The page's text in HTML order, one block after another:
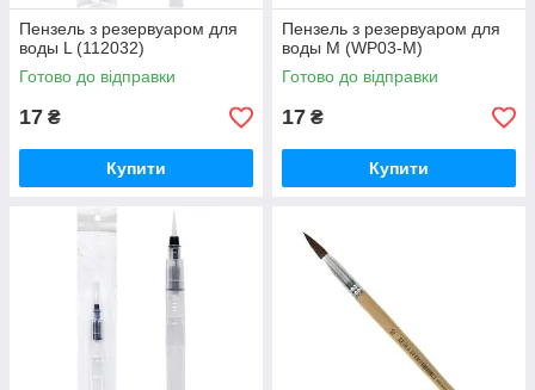
Пензель з резервуаром для
воды L (112032)
Готово до відправки
17 ₴
Купити
Пензель з резервуаром для
воды M (WP03-M)
Готово до відправки
17 ₴
Купити